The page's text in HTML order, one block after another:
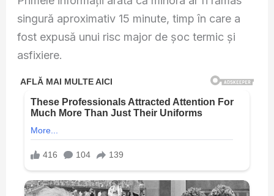
singură aproximativ 15 minute, timp în care a
fost expusă unui risc major de șoc termic și
asfixiere.